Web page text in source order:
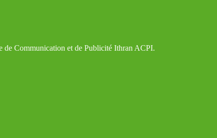
de Communication et de Publicité Ithran ACPI.